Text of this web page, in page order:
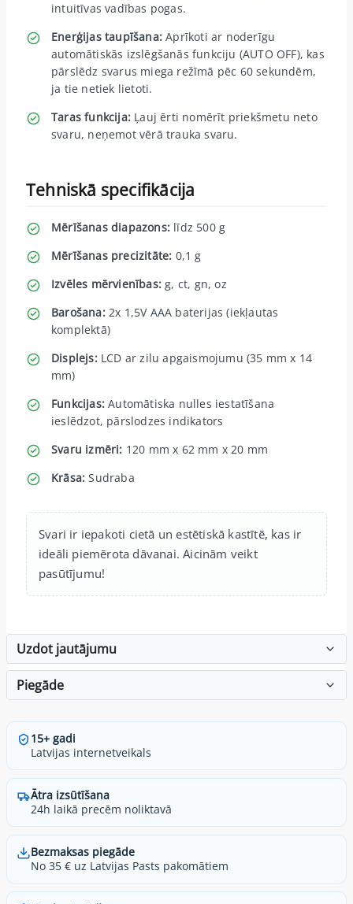
intuitīvas vadības pogas.
Enerģijas taupīšana: Aprīkoti ar noderīgu
automātiskās izslēgšanās funkciju (AUTO OFF), kas
pārslēdz svarus miega režīmā pēc 60 sekundēm,
ja tie netiek lietoti.
Taras funkcija: Ļauj ērti nomērīt priekšmetu neto
svaru, neņemot vērā trauka svaru.
Tehniskā specifikācija
Mērīšanas diapazons: līdz 500 g
Mērīšanas precizitāte: 0,1 g
Izvēles mērvienības: g, ct, gn, oz
Barošana:2x 1,5V AAA baterijas (iekļautas
komplektā)
Displejs:LCD ar zilu apgaismojumu (35 mm x 14
mm)
Funkcijas: Automātiska nulles iestatīšana
ieslēdzot, pārslodzes indikators
Svaru izmēri: 120 mm x 62 mm x 20 mm
Krāsa: Sudraba
Svari ir iepakoti cietā un estētiskā kastītē, kas ir
ideāli piemērota dāvanai. Aicinām veikt
pasūtījumu!
Uzdot jautājumu
Piegāde
15+ gadi
Latvijas internetveikals
Ātra izsūtīšana
24h laikā precēm noliktavā
Bezmaksas piegāde
No 35 € uz Latvijas Pasts pakomātiem